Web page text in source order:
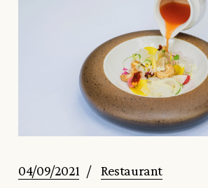
04/09/2021 Restaurant